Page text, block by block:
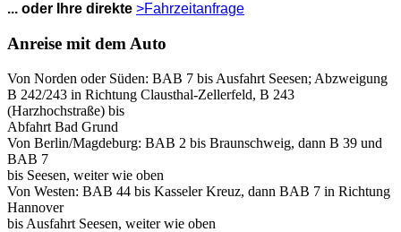
... oder Ihre direkte >Fahrzeitanfrage
Anreise mit dem Auto
Von Norden oder Süden: BAB 7 bis Ausfahrt Seesen; Abzweigung
B 242/243 in Richtung Clausthal-Zellerfeld, B 243
(Harzhochstraße) bis
Abfahrt Bad Grund
Von Berlin/Magdeburg: BAB 2 bis Braunschweig, dann B 39 und
BAB 7
bis Seesen, weiter wie oben
Von Westen: BAB 44 bis Kasseler Kreuz, dann BAB 7 in Richtung
Hannover
bis Ausfahrt Seesen, weiter wie oben